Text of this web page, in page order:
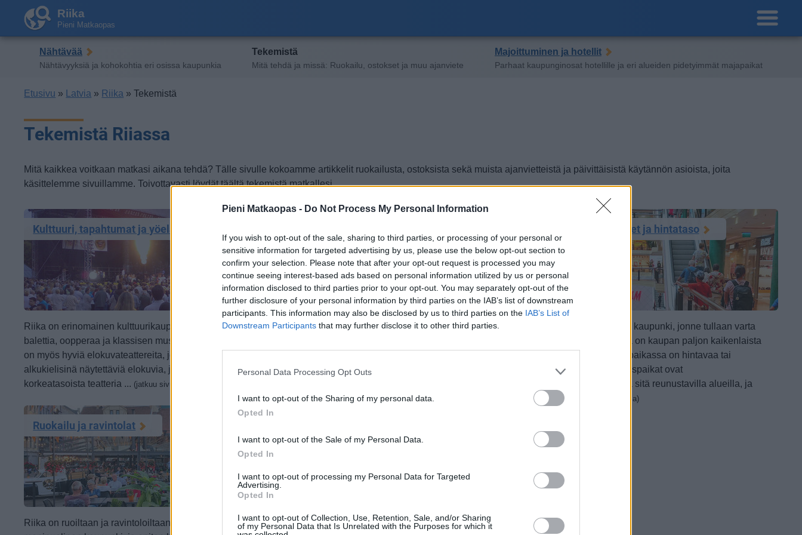
Pieni Matkaopas - Do Not Process My Personal Information
If you wish to opt-out of the sale, sharing to third parties, or processing of your personal or
sensitive information for targeted advertising by us, please use the below opt-out section to
confirm your selection. Please note that after your opt-out request is processed you may
continue seeing interest-based ads based on personal information utilized by us or personal
information disclosed to third parties prior to your opt-out. You may separately opt-out of the
further disclosure of your personal information by third parties on the IAB’s list of downstream
participants. This information may also be disclosed by us to third parties on the IAB’s List of
Downstream Participants that may further disclose it to other third parties.
Personal Data Processing Opt Outs
I want to opt-out of the Sharing of my personal data.
Opted In
I want to opt-out of the Sale of my Personal Data.
Opted In
I want to opt-out of processing my Personal Data for Targeted
Advertising.
Opted In
I want to opt-out of Collection, Use, Retention, Sale, and/or Sharing
of my Personal Data that Is Unrelated with the Purposes for which it
Riika
Pieni Matkaopas
Nähtävää
Nähtävyyksiä ja kohokohtia eri osissa kaupunkia
Tekemistä
Mitä tehdä ja missä: Ruokailu, ostokset ja muu ajanviete
Majoittuminen ja hotellit
Parhaat kaupunginosat hotellille ja eri alueiden pidetyimmät majapaikat
Etusivu » Latvia » Riika » Tekemistä
Tekemistä Riiassa
Mitä kaikkea voitkaan matkasi aikana tehdä? Tälle sivulle kokoamme artikkelit ruokailusta, ostoksista sekä muista ajanvietteistä ja päivittäisistä käytännön asioista, joita
käsittelemme sivuillamme. Toivottavasti löydät täältä tekemistä matkallesi.
Kulttuuri, tapahtumat ja yöelämä
Riika on erinomainen kulttuurikaupunki, jossa on paljon
balettia, oopperaa ja klassisen musiikin konsertteja. Siellä
on myös hyviä elokuvateattereita, joissa voi katsella
alkukielisinä näytettäviä elokuvia, ja venäjää taitaville on
korkeatasoista teatteria ... (jatkuu sivulla)
Riiassa voi hyvin tehdä muutakin kuin kierrellä
saunoa tai pelata pakohuonepeliä tai muita pelejä eri
Ostokset, ostosalueet ja hintataso
Riika on Tallinnan tavoin kaupunki, jonne tullaan varta
vasten ostoksille ja jossa on kaupan paljon kaikenlaista
sellaista mikä monessa paikassa on hintavaa tai
harvinaista. Parhaat ostospaikat ovat
vanhassakaupungissa ja sitä reunustavilla alueilla, ja
liikkeet ovat ...
(jatkuu sivulla)
Ruokailu ja ravintolat
Riika on ruoiltaan ja ravintoloiltaan kohtuuhintainen ja